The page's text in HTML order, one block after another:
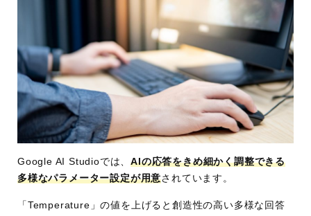
Google AI Studioでは、AIの応答をきめ細かく調整できる
多様なパラメーター設定が用意されています。
「Temperature」の値を上げると創造性の高い多様な回答